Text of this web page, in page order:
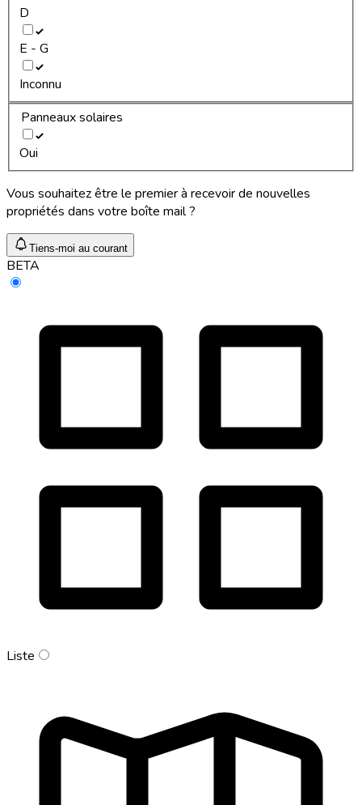
D
E - G
Inconnu
Panneaux solaires
Oui
Vous souhaitez être le premier à recevoir de nouvelles
propriétés dans votre boîte mail ?
Tiens-moi au courant
BETA
Liste